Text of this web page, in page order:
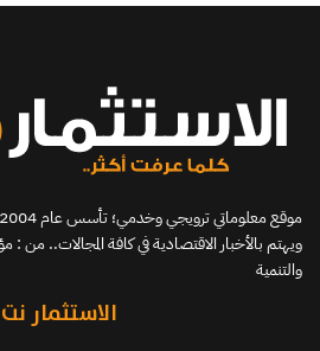
ويهتم بالأخبار الاقتصادية في كافة المجالات.. من
والتنمية
الاستثمار